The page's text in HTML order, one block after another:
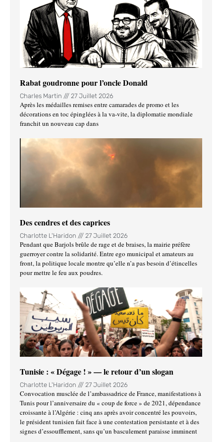
Rabat goudronne pour l’oncle Donald
Charles Martin 27 Juillet 2026
Après les médailles remises entre camarades de promo et les
décorations en toc épinglées à la va-vite, la diplomatie mondiale
franchit un nouveau cap dans
Des cendres et des caprices
Charlotte L'Haridon 27 Juillet 2026
Pendant que Barjols brûle de rage et de braises, la mairie préfère
guerroyer contre la solidarité. Entre ego municipal et amateurs au
front, la politique locale montre qu’elle n’a pas besoin d’étincelles
pour mettre le feu aux poudres.
Tunisie : « Dégage ! » — le retour d’un slogan
Charlotte L'Haridon 27 Juillet 2026
Convocation musclée de l’ambassadrice de France, manifestations à
Tunis pour l’anniversaire du « coup de force » de 2021, dépendance
croissante à l’Algérie : cinq ans après avoir concentré les pouvoirs,
le président tunisien fait face à une contestation persistante et à des
signes d’essoufflement, sans qu’un basculement paraisse imminent